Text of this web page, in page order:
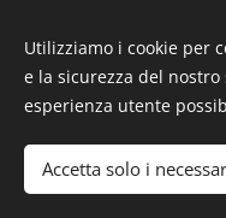
tel 049 711505
© 2024 Tutti
Utilizziamo i cookie per
e la sicurezza del
esperienza utente
Accetta solo i